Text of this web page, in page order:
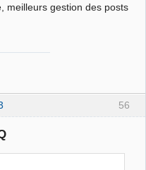
meilleurs gestion des posts
56